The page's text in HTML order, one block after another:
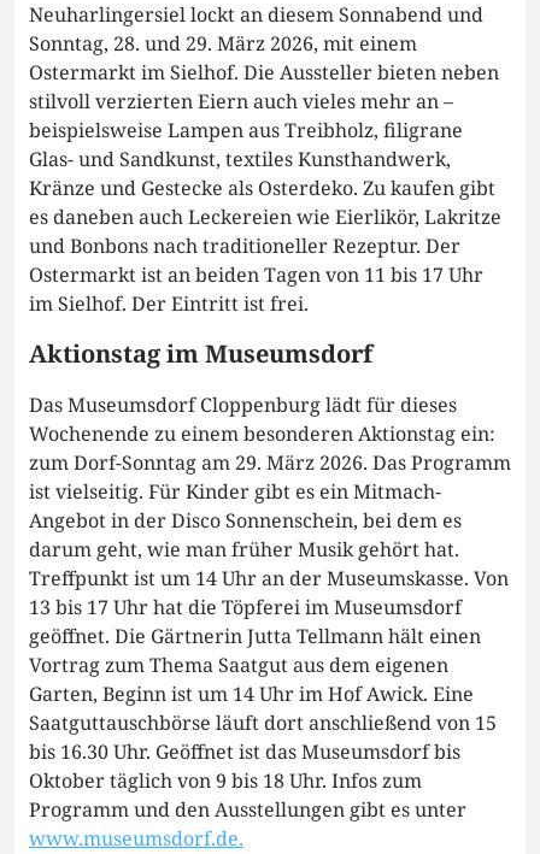
Neuharlingersiel lockt an diesem Sonnabend und
Sonntag, 28. und 29. März 2026, mit einem
Ostermarkt im Sielhof. Die Aussteller bieten neben
stilvoll verzierten Eiern auch vieles mehr an –
beispielsweise Lampen aus Treibholz, filigrane
Glas- und Sandkunst, textiles Kunsthandwerk,
Kränze und Gestecke als Osterdeko. Zu kaufen gibt
es daneben auch Leckereien wie Eierlikör, Lakritze
und Bonbons nach traditioneller Rezeptur. Der
Ostermarkt ist an beiden Tagen von 11 bis 17 Uhr
im Sielhof. Der Eintritt ist frei.
Aktionstag im Museumsdorf
Das Museumsdorf Cloppenburg lädt für dieses
Wochenende zu einem besonderen Aktionstag ein:
zum Dorf-Sonntag am 29. März 2026. Das Programm
ist vielseitig. Für Kinder gibt es ein Mitmach-
Angebot in der Disco Sonnenschein, bei dem es
darum geht, wie man früher Musik gehört hat.
Treffpunkt ist um 14 Uhr an der Museumskasse. Von
13 bis 17 Uhr hat die Töpferei im Museumsdorf
geöffnet. Die Gärtnerin Jutta Tellmann hält einen
Vortrag zum Thema Saatgut aus dem eigenen
Garten, Beginn ist um 14 Uhr im Hof Awick. Eine
Saatguttauschbörse läuft dort anschließend von 15
bis 16.30 Uhr. Geöffnet ist das Museumsdorf bis
Oktober täglich von 9 bis 18 Uhr. Infos zum
Programm und den Ausstellungen gibt es unter
www.museumsdorf.de.